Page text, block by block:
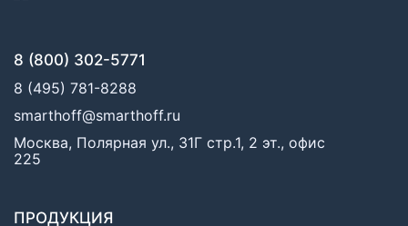
8 (800) 302-5771
8 (495) 781-8288
smarthoff@smarthoff.ru
Москва, Полярная ул., 31Г стр.1, 2 эт., офис
225
ПРОДУКЦИЯ